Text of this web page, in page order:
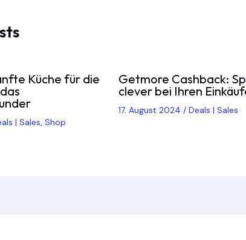
Küche für die
| Sales Shop
Getmore Cashback:
clever bei Ihren
17. August 2024 / Deals | Sales